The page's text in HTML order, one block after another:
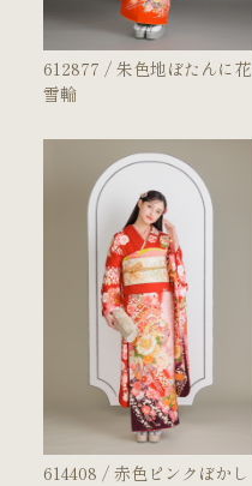
612877 / 朱色地ぼたんに花
雪輪
614408 / 赤色ピンクぼかし